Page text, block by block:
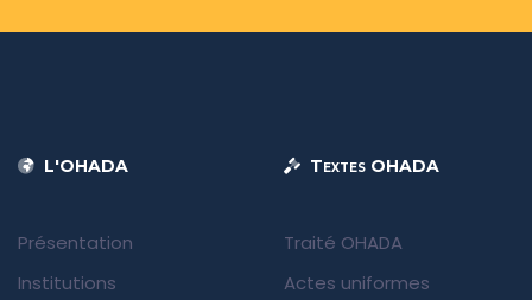
L'OHADA
Présentation
Institutions
Textes OHADA
Traité OHADA
Actes uniformes